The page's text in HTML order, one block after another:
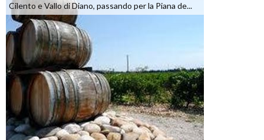
Cilento e Vallo di Diano, passando per la Piana de...